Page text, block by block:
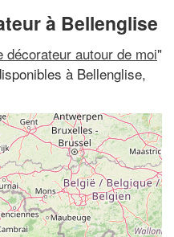
à Bellenglise
décorateur autour de moi"
à Bellenglise,